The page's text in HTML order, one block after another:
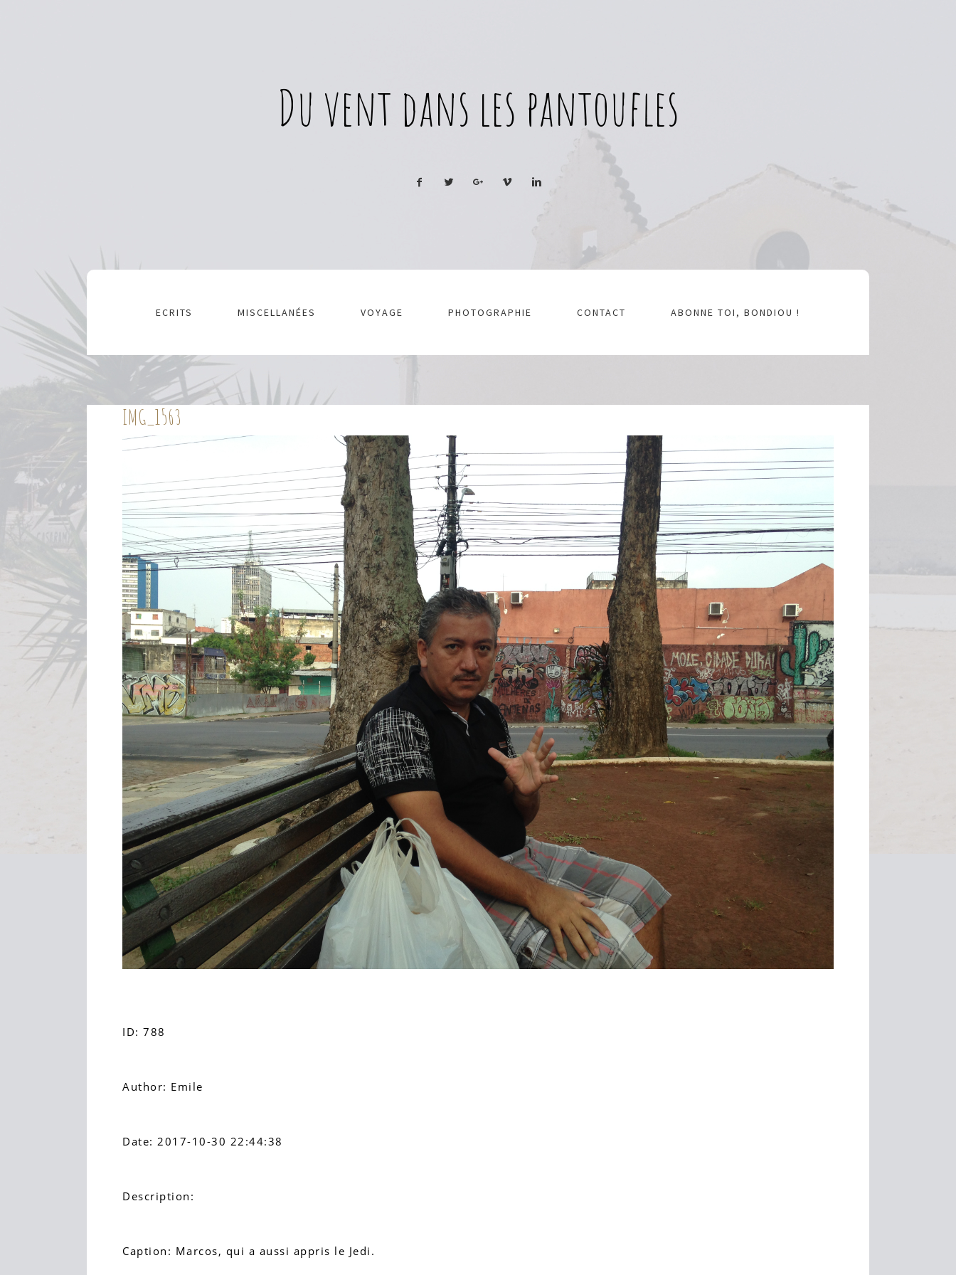
Du vent dans les pantoufles
ECRITS MISCELLANÉES VOYAGE PHOTOGRAPHIE CONTACT ABONNE TOI, BONDIOU !
IMG_1563
ID: 788
Author: Emile
Date: 2017-10-30 22:44:38
Description:
Caption: Marcos, qui a aussi appris le Jedi.